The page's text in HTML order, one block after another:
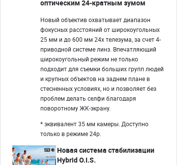
оптическим 24-кратным зумом
Новый объектив охватывает диапазон
фокусных расстояний от широкоугольных
25 мм и до 600 мм 24x телезума, за счет 4-
приводной системе линз. Впечатляющий
широкоугольный режим не только
подходит для съемки больших групп людей
и крупных объектов на заднем плане в
стесненных условиях, но и позволяет без
проблем делать селфи благодаря
поворотному ЖК-экрану.
* эквивалент 35 мм камеры. Доступно
только в режиме 24p.
Новая система стабилизации
Hybrid O.I.S.